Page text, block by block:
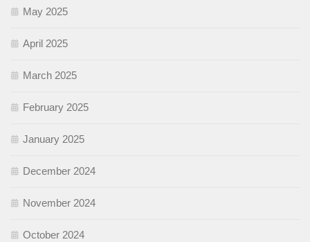
May 2025
April 2025
March 2025
February 2025
January 2025
December 2024
November 2024
October 2024